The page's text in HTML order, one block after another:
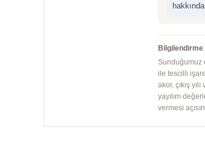
Bilgilendirme
Sunduğumuz
ile tescilli
akor, çıkış
yayılım
vermesi